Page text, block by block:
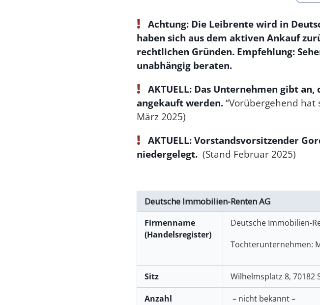
Achtung: Die Leibrente wird in
haben sich aus dem aktiven Ankauf
rechtlichen Gründen. Empfehlung:
unabhängig beraten.
AKTUELL: Das Unternehmen gibt
angekauft werden.“Vorübergehend hat
März 2025)
AKTUELL: Vorstandsvorsitzender
niedergelegt. (Stand Februar 2025)
Deutsche Immobilien-Renten AG
Firmenname
(Handelsregister)
Deutsche Immobilien-
Tochterunternehmen:
Sitz Wilhelmsplatz 8, 70182
Anzahl
– nicht bekannt –